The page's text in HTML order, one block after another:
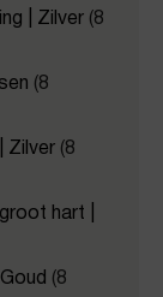
| Zilver (8
(8
Zilver (8
hart |
(8